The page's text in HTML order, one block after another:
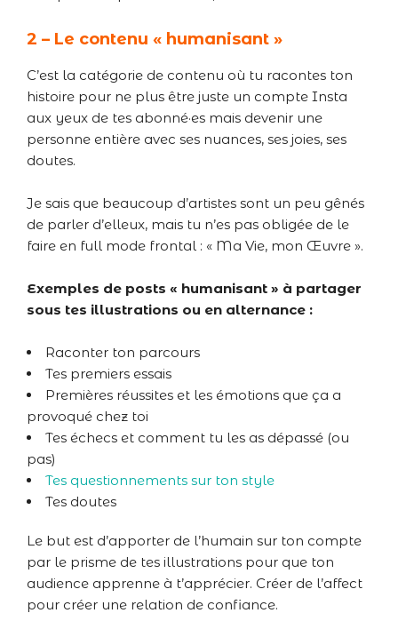
2 – Le contenu « humanisant »
C’est la catégorie de contenu où tu racontes ton
histoire pour ne plus être juste un compte Insta
aux yeux de tes abonné·es mais devenir une
personne entière avec ses nuances, ses joies, ses
doutes.
Je sais que beaucoup d’artistes sont un peu gênés
de parler d’elleux, mais tu n’es pas obligée de le
faire en full mode frontal : « Ma Vie, mon Œuvre ».
Exemples de posts « humanisant » à partager
sous tes illustrations ou en alternance :
Raconter ton parcours
Tes premiers essais
Premières réussites et les émotions que ça a
provoqué chez toi
Tes échecs et comment tu les as dépassé (ou
pas)
Tes questionnements sur ton style
Tes doutes
Le but est d’apporter de l’humain sur ton compte
par le prisme de tes illustrations pour que ton
audience apprenne à t’apprécier. Créer de l’affect
pour créer une relation de confiance.